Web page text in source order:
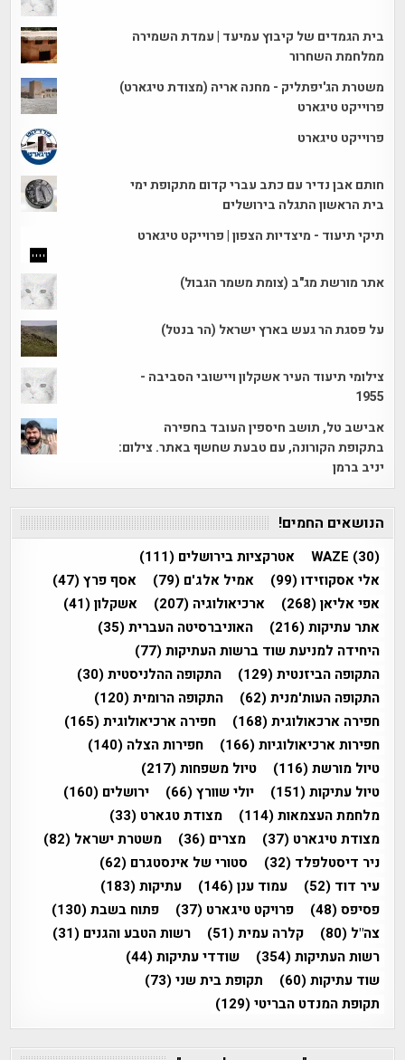
בית הגמדים של קיבוץ עמיעד | עמדת השמירה
ממלחמת השחרור
משטרת הג'יפתליק - מחנה אריה (מצודת טיגארט)
פרוייקט טיגארט
פרוייקט טיגארט
חותם אבן נדיר עם כתב עברי קדום מתקופת ימי
בית הראשון התגלה בירושלים
תיקי תיעוד - מיצדיות הצפון | פרוייקט טיגארט
אתר מורשת מג"ב (צומת משמר הגבול)
על פסגת הר געש בארץ ישראל (הר בנטל)
צילומי תיעוד העיר אשקלון ויישובי הסביבה -
1955
אבישב טל, תושב חיספין העובד בחפירה
בתקופת הקורונה, עם טבעת שחשף באתר. צילום:
יניב ברמן
הנושאים החמים!
WAZE (30) אטרקציות בירושלים (111)
אלי אסקוזידו(99) אמיל אלג'ם (79) אסף פרץ(47)
אפי אליאן(268) ארכיאולוגיה (207) אשקלון(41)
אתר עתיקות(216) האוניברסיטה העברית(35)
היחידה למניעת שוד ברשות העתיקות(77)
התקופה הביזנטית(129) התקופה ההלניסטית(30)
התקופה העות'מנית(62) התקופה הרומית(120)
חפירה ארכאולוגית(168) חפירה ארכיאולוגית(165)
חפירות ארכיאולוגיות(166) חפירות הצלה (140)
טיול מורשת(116) טיול משפחות(217)
טיול עתיקות(151) יולי שוורץ(66) ירושלים (160)
מלחמת העצמאות(114) מצודת טגארט (33)
מצודת טיגארט (37) מצרים (36) משטרת ישראל (82)
ניר דיסטלפלד (32) סטורי של אינסטגרם (62)
עיר דוד (52) עמוד ענן(146) עתיקות(183)
פסיפס(48) פרויקט טיגארט (37) פתוח בשבת(130)
צה"ל (80) קלרה עמית(51) רשות הטבע והגנים (31)
רשות העתיקות(354) שודדי עתיקות(44)
שוד עתיקות(60) תקופת בית שני(73)
תקופת המנדט הבריטי(129)